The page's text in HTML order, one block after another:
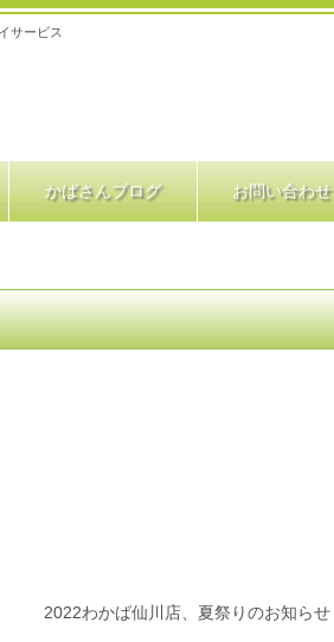
サービス
かばさんブログ お問い合わせ
2022わかば仙川店、夏祭りのお知らせ